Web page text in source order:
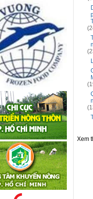
Xem